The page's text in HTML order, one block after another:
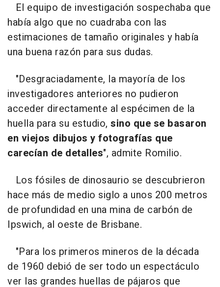
El equipo de investigación sospechaba que
había algo que no cuadraba con las
estimaciones de tamaño originales y había
una buena razón para sus dudas.
"Desgraciadamente, la mayoría de los
investigadores anteriores no pudieron
acceder directamente al espécimen de la
huella para su estudio, sino que se basaron
en viejos dibujos y fotografías que
carecían de detalles", admite Romilio.
Los fósiles de dinosaurio se descubrieron
hace más de medio siglo a unos 200 metros
de profundidad en una mina de carbón de
Ipswich, al oeste de Brisbane.
"Para los primeros mineros de la década
de 1960 debió de ser todo un espectáculo
ver las grandes huellas de pájaros que